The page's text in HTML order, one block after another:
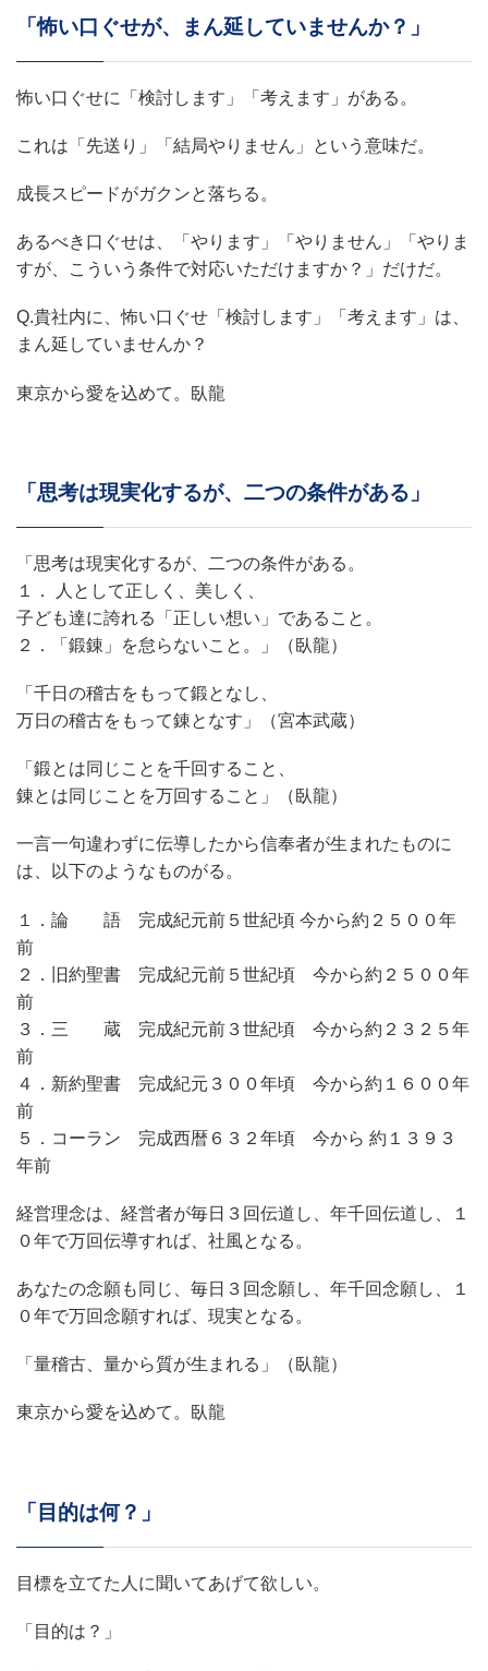
「怖い口ぐせが、まん延していませんか？」
怖い口ぐせに「検討します」「考えます」がある。
これは「先送り」「結局やりません」という意味だ。
成長スピードがガクンと落ちる。
あるべき口ぐせは、「やります」「やりません」「やりま
すが、こういう条件で対応いただけますか？」だけだ。
Q.貴社内に、怖い口ぐせ「検討します」「考えます」は、
まん延していませんか？
東京から愛を込めて。臥龍
「思考は現実化するが、二つの条件がある」
「思考は現実化するが、二つの条件がある。
１． 人として正しく、美しく、
子ども達に誇れる「正しい想い」であること。
２．「鍛錬」を怠らないこと。」（臥龍）
「千日の稽古をもって鍛となし、
万日の稽古をもって錬となす」（宮本武蔵）
「鍛とは同じことを千回すること、
錬とは同じことを万回すること」（臥龍）
一言一句違わずに伝導したから信奉者が生まれたものに
は、以下のようなものがる。
１．論 語 完成紀元前５世紀頃 今から約２５００年
前
２．旧約聖書 完成紀元前５世紀頃 今から約２５００年
前
３．三 蔵 完成紀元前３世紀頃 今から約２３２５年
前
４．新約聖書 完成紀元３００年頃 今から約１６００年
前
５．コーラン 完成西暦６３２年頃 今から 約１３９３
年前
経営理念は、経営者が毎日３回伝道し、年千回伝道し、１
０年で万回伝導すれば、社風となる。
あなたの念願も同じ、毎日３回念願し、年千回念願し、１
０年で万回念願すれば、現実となる。
「量稽古、量から質が生まれる」（臥龍）
東京から愛を込めて。臥龍
「目的は何？」
目標を立てた人に聞いてあげて欲しい。
「目的は？」